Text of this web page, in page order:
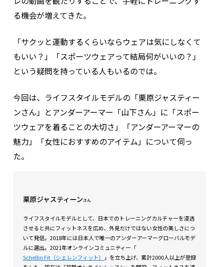
る機会が増えてきた。
「サクッと運動するくらいならウェアは気にしなくて
もいい？」「スポーツウェアって結局何がいいの？」
という疑問を持っている人もいるのでは。
今回は、ライフスタイルモデルの「栗原ジャスティー
ンさん」とアンダーアーマー「山下さん」に「スポー
ツウェアを着ることの大切さ」「アンダーアーマーの
魅力」「女性におすすめのアイテム」について伺っ
た。
栗原ジャスティーンさん
ライフスタイルモデルとして、日本でのトレーニングカルチャーを浸透
させると共にフィットネスを広め、外見だけではない女性の美しさにつ
いて発信。2018年には日本人で唯一のアンダーアーマーグローバルモデ
ルに選出。2021年オンラインコミュニティー「
Schellin Fit（シェレンフィット）
」を立ち上げ、累計2000人以上が登録